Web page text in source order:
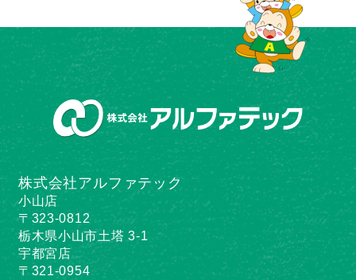
株式会社アルファテック
小山店
〒323-0812
栃木県小山市土塔 3-1
宇都宮店
〒321-0954